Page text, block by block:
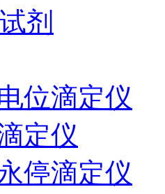
剂
位滴定仪
定仪
停滴定仪